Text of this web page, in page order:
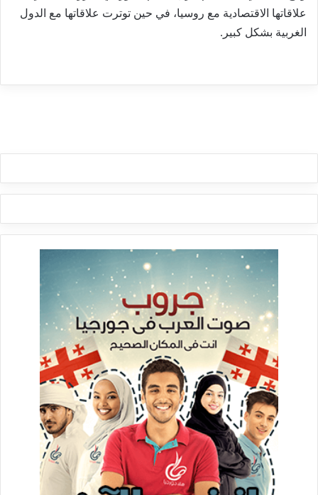
علاقاتها الاقتصادية مع روسيا، في حين توترت علاقاتها مع الدول
الغربية بشكل كبير.